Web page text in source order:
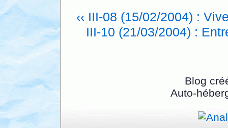
‹‹ III-08 (15/02/2004) :
III-10 (21/03/2004) :
Blog
Auto-